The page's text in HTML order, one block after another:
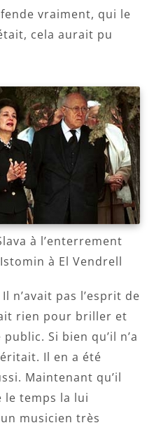
vraiment, qui le
cela aurait pu
à l’enterrement
à El Vendrell
n’avait pas l’esprit de
rien pour briller et
Si bien qu’il n’a
Il en a été
Maintenant qu’il
le temps la lui
musicien très